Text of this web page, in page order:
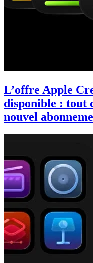
L’offre Apple
disponible : tout
nouvel